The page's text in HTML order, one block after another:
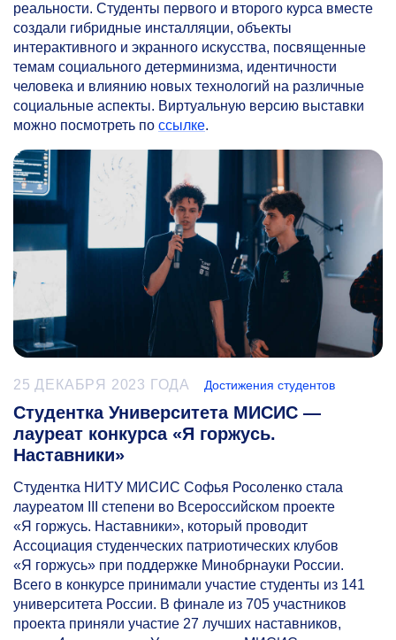
реальности. Студенты первого и второго курса вместе
создали гибридные инсталляции, объекты
интерактивного и экранного искусства, посвященные
темам социального детерминизма, идентичности
человека и влиянию новых технологий на различные
социальные аспекты. Виртуальную версию выставки
можно посмотреть по ссылке.
25 ДЕКАБРЯ 2023 ГОДА Достижения студентов
Студентка Университета МИСИС —
лауреат конкурса «Я горжусь.
Наставники»
Студентка НИТУ МИСИС Софья Росоленко стала
лауреатом III степени во Всероссийском проекте
«Я горжусь. Наставники», который проводит
Ассоциация студенческих патриотических клубов
«Я горжусь» при поддержке Минобрнауки России.
Всего в конкурсе принимали участие студенты из 141
университета России. В финале из 705 участников
проекта приняли участие 27 лучших наставников,